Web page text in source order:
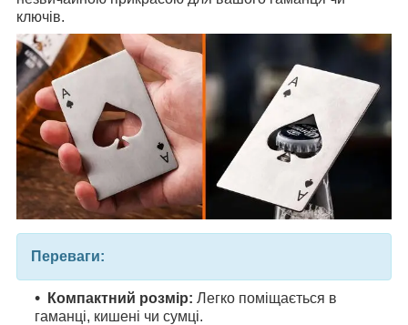
ключів.
Переваги:
Компактний розмір: Легко поміщається в
гаманці, кишені чи сумці.